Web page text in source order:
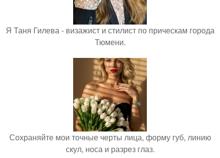
Я Таня Гилева - визажист и стилист по прическам города
Тюмени.
Сохраняйте мои точные черты лица, форму губ, линию
скул, носа и разрез глаз.